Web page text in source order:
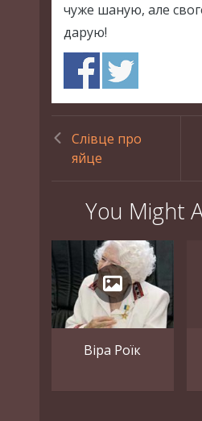
чуже шаную, але
дарую!
Слівце про
яйце
You Might
Віра Роїк